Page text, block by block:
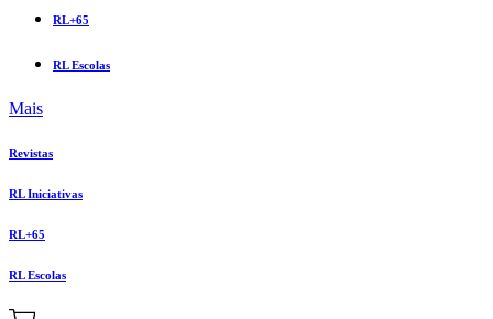
RL+65
RL Escolas
Mais
Revistas
RL Iniciativas
RL+65
RL Escolas